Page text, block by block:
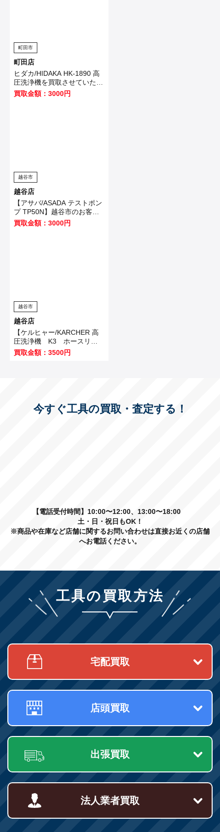
町田市
町田店
ヒダカ/HIDAKA HK-1890 高
圧洗浄機を買取させていただ
きました！
買取金額：3000円
越谷市
越谷店
【アサバ/ASADA テストポン
プ TP50N】越谷市のお客様
から買取いたしました！
買取金額：3000円
越谷市
越谷店
【ケルヒャー/KARCHER 高
圧洗浄機 K3 ホースリー
ル 】越谷市のお客様から買
取いたしました！
買取金額：3500円
今すぐ工具の買取・査定する！
【電話受付時間】10:00〜12:00、13:00〜18:00
土・日・祝日もOK！
※商品や在庫など店舗に関するお問い合わせは直接お近くの店舗
へお電話ください。
工具の買取方法
宅配買取
店頭買取
出張買取
法人業者買取